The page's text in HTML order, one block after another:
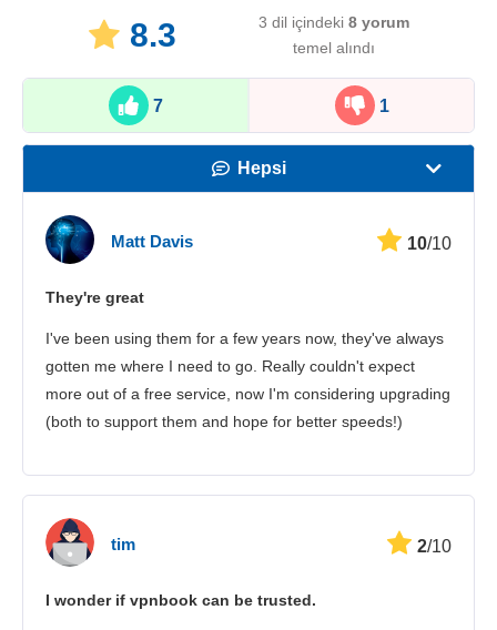
8.3 3 dil içindeki 8 yorum
temel alındı
7 1
Hepsi
Müşteri hizmetleri
Matt Davis 10/10
They're great
I've been using them for a few years now, they've always
gotten me where I need to go. Really couldn't expect
more out of a free service, now I'm considering upgrading
(both to support them and hope for better speeds!)
tim 2/10
I wonder if vpnbook can be trusted.